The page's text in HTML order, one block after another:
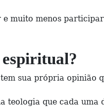
muito menos
sua própria opinião
teologia que cada